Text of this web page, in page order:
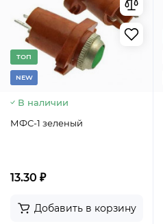
TОП
NEW
В наличии
МФС-1 зеленый
13.30 ₽
Добавить в корзину